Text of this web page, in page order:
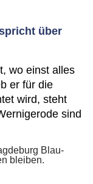
über
wo einst alles
er für die
wird, steht
sind